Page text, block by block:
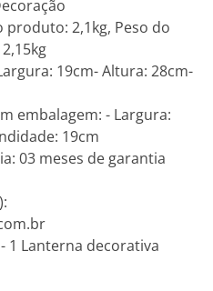
produto: 2,1kg, Peso do
19cm- Altura: 28cm-
embalagem: - Largura:
19cm
03 meses de garantia
1 Lanterna decorativa